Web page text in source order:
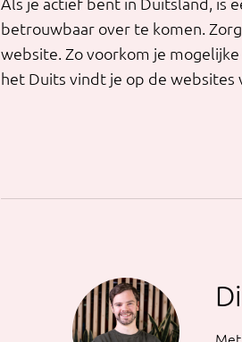
betrouwbaar over te komen.
website. Zo voorkom je
het Duits vindt je op de websites